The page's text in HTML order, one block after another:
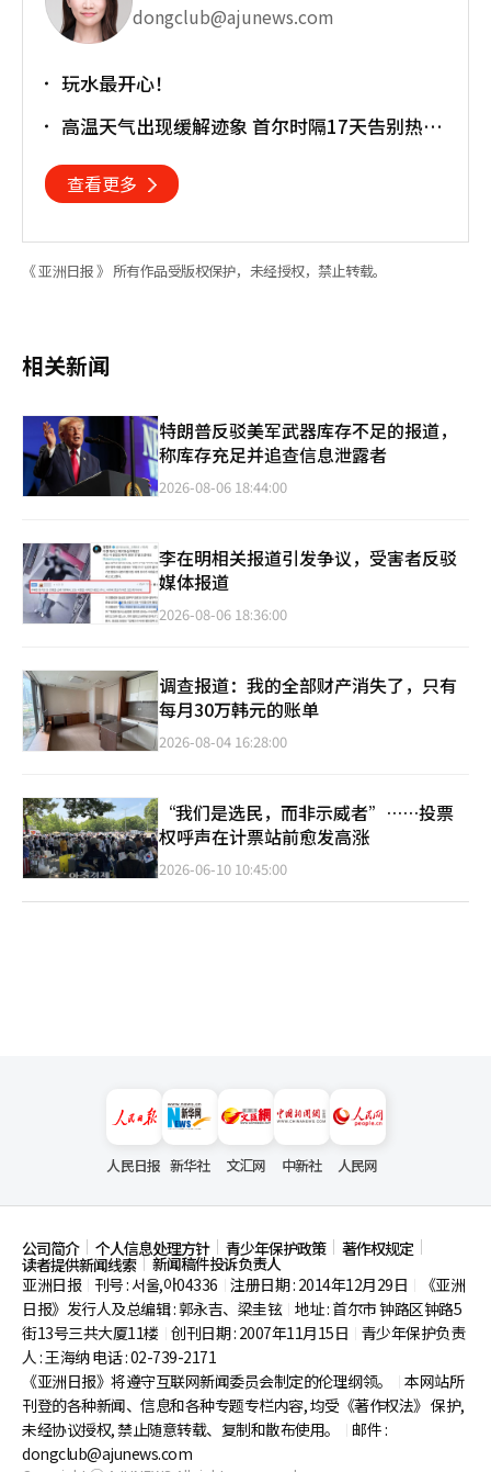
dongclub@ajunews.com
玩水最开心！
高温天气出现缓解迹象 首尔时隔17天告别热带
查看更多
《 亚洲日报 》 所有作品受版权保护，未经授权，禁止转载。
相关新闻
特朗普反驳美军武器库存不足的报道，
称库存充足并追查信息泄露者
2026-08-06 18:44:00
李在明相关报道引发争议，受害者反驳
媒体报道
2026-08-06 18:36:00
调查报道：我的全部财产消失了，只有
每月30万韩元的账单
2026-08-04 16:28:00
“我们是选民，而非示威者”……投票
权呼声在计票站前愈发高涨
2026-06-10 10:45:00
人民日报 新华社 文汇网 中新社 人民网
公司简介 个人信息处理方针 青少年保护政策 著作权规定
读者提供新闻线索
新闻稿件投诉负责人
亚洲日报
刊号 : 서울,아04336 注册日期 : 2014年12月29日
《亚洲
日报》发行人及总编辑 : 郭永吉、梁圭铉 地址 : 首尔市钟路区钟路5
街13号三共大厦11楼 创刊日期 : 2007年11月15日
青少年保护负责
人 : 王海纳 电话 : 02-739-2171
《亚洲日报》将遵守互联网新闻委员会制定的伦理纲领。
本网站所
刊登的各种新闻、信息和各种专题专栏内容, 均受《著作权法》 保护,
未经协议授权, 禁止随意转载、复制和散布使用。
邮件 :
dongclub@ajunews.com